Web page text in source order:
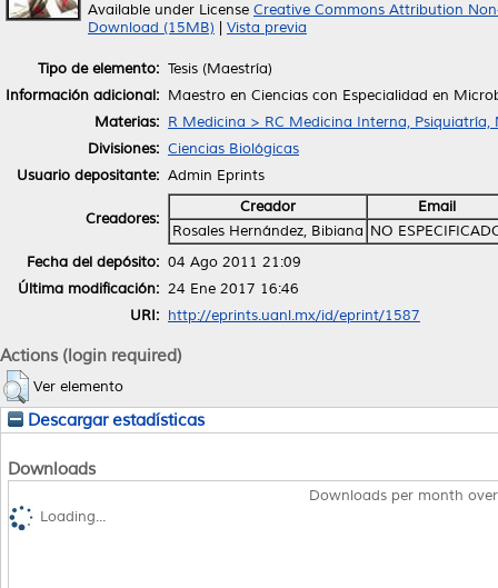
Available under License Creative Commons Attribution
Download (15MB)
Vista previa
Tipo de elemento: Tesis (Maestría)
Información adicional: Maestro en Ciencias con Especialidad en
Materias: R Medicina > RC Medicina Interna, Psiquiatría,
Divisiones: Ciencias Biológicas
Usuario depositante: Admin Eprints
Creadores:
Creador
Email
Rosales Hernández, Bibiana NO
Fecha del depósito: 04 Ago 2011 21:09
Última modificación: 24 Ene 2017 16:46
URI: http://eprints.uanl.mx/id/eprint/1587
Actions (login required)
Ver elemento
Descargar estadísticas
Downloads
Downloads per month
Loading...